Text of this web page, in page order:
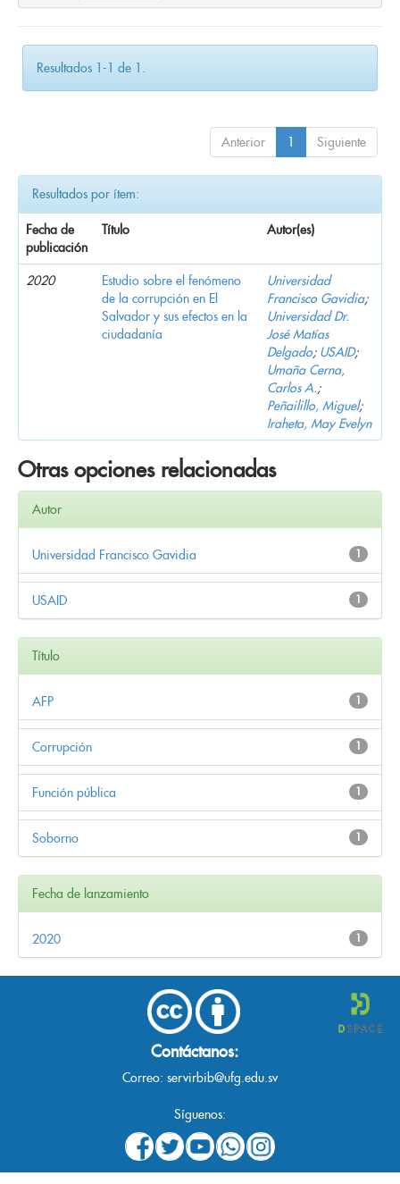
Resultados 1-1 de 1.
Anterior 1 Siguiente
Resultados por ítem:
Fecha de
publicación
Título Autor(es)
2020
Estudio sobre el fenómeno
de la corrupción en El
Salvador y sus efectos en la
ciudadanía
Universidad
Francisco Gavidia;
Universidad Dr.
José Matías
Delgado; USAID;
Umaña Cerna,
Carlos A.;
Peñailillo, Miguel;
Iraheta, May Evelyn
Otras opciones relacionadas
Autor
1
Universidad Francisco Gavidia
1
USAID
Título
1
AFP
1
Corrupción
1
Función pública
1
Soborno
Fecha de lanzamiento
1
2020
Contáctanos:
Correo: servirbib@ufg.edu.sv
Síguenos: